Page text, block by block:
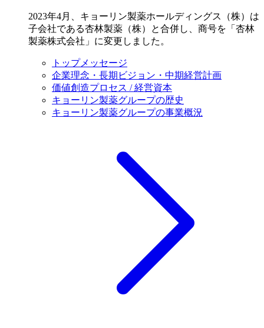
2023年4月、キョーリン製薬ホールディングス（株）は
子会社である杏林製薬（株）と合併し、商号を「杏林
製薬株式会社」に変更しました。
トップメッセージ
企業理念・長期ビジョン・中期経営計画
価値創造プロセス / 経営資本
キョーリン製薬グループの歴史
キョーリン製薬グループの事業概況